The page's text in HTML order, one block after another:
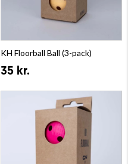
KH Floorball Ball (3-pack)
35 kr.